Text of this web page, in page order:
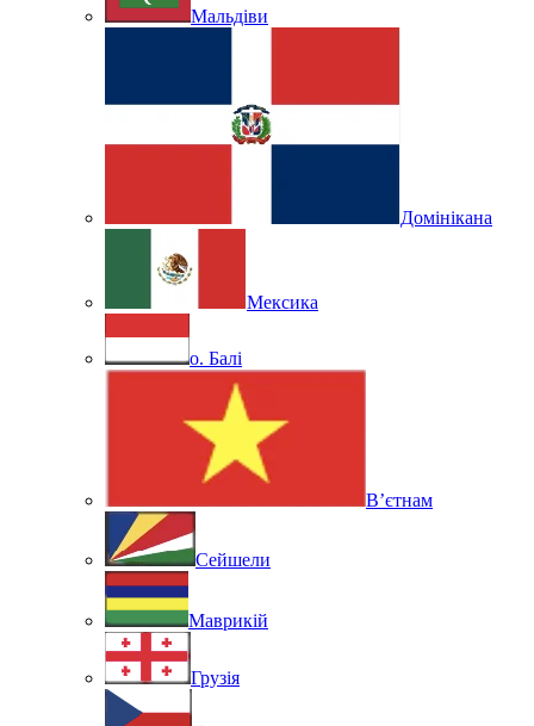
Мальдіви
Домінікана
Мексика
о. Балі
В’єтнам
Сейшели
Маврикій
Грузія